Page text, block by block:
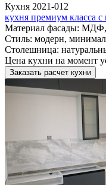
Кухня 2021-012
кухня премиум класса
Материал фасады: МДФ,
Стиль: модерн,
Столешница:
Цена кухни на момент
Заказать расчет кухни